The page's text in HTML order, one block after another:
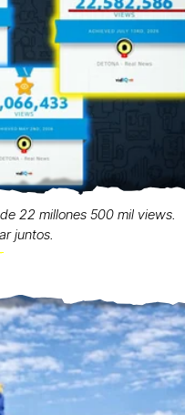
22 millones 500 mil views.
juntos.